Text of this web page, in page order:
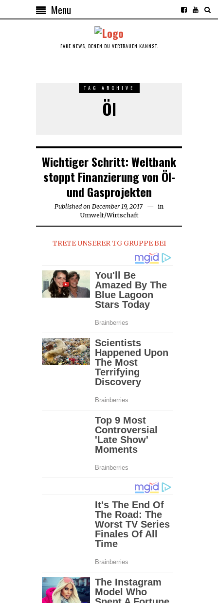
Menu
FAKE NEWS, DENEN DU VERTRAUEN KANNST.
TAG ARCHIVE
Öl
Wichtiger Schritt: Weltbank
stoppt Finanzierung von Öl-
und Gasprojekten
Published on December 19, 2017
in
Umwelt/Wirtschaft
TRETE UNSERER TG GRUPPE BEI